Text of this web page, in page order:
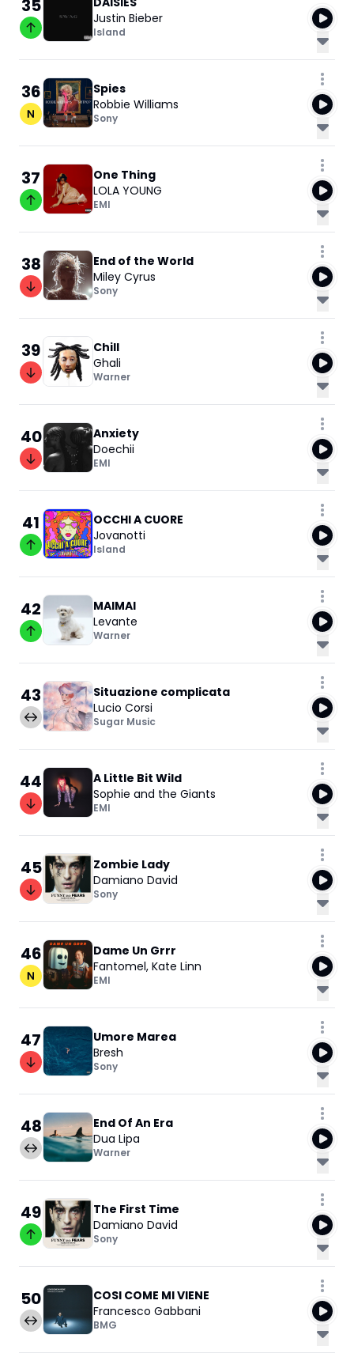
35
Justin Bieber
Island
36
Spies
Robbie Williams
Sony
37
One Thing
LOLA YOUNG
EMI
38
End of the World
Miley Cyrus
Sony
39
Chill
Ghali
Warner
40
Anxiety
Doechii
EMI
41
OCCHI A CUORE
Jovanotti
Island
42
MAIMAI
Levante
Warner
43
Situazione complicata
Lucio Corsi
Sugar Music
44
A Little Bit Wild
Sophie and the Giants
EMI
45
Zombie Lady
Damiano David
Sony
46
Dame Un Grrr
Fantomel, Kate Linn
EMI
47
Umore Marea
Bresh
Sony
48
End Of An Era
Dua Lipa
Warner
49
The First Time
Damiano David
Sony
50
COSI COME MI VIENE
Francesco Gabbani
BMG